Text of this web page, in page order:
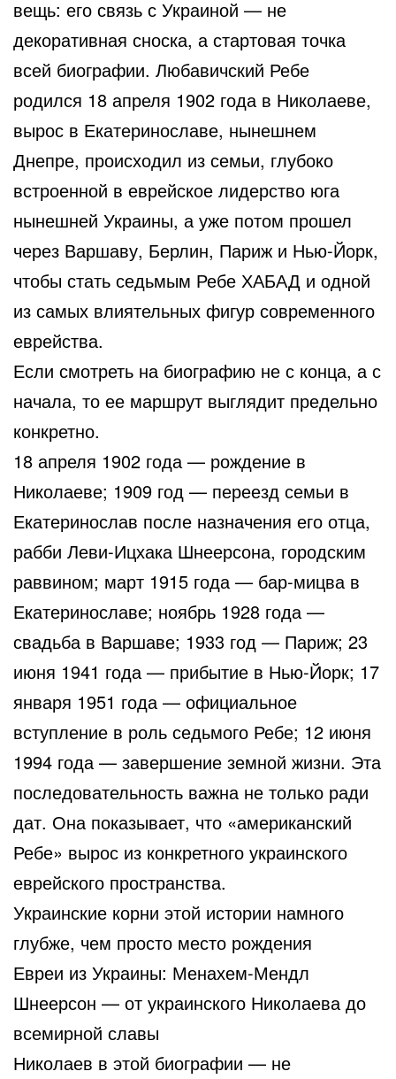
вещь: его связь с Украиной — не
декоративная сноска, а стартовая точка
всей биографии. Любавичский Ребе
родился 18 апреля 1902 года в Николаеве,
вырос в Екатеринославе, нынешнем
Днепре, происходил из семьи, глубоко
встроенной в еврейское лидерство юга
нынешней Украины, а уже потом прошел
через Варшаву, Берлин, Париж и Нью-Йорк,
чтобы стать седьмым Ребе ХАБАД и одной
из самых влиятельных фигур современного
еврейства.
Если смотреть на биографию не с конца, а с
начала, то ее маршрут выглядит предельно
конкретно.
18 апреля 1902 года — рождение в
Николаеве; 1909 год — переезд семьи в
Екатеринослав после назначения его отца,
рабби Леви-Ицхака Шнеерсона, городским
раввином; март 1915 года — бар-мицва в
Екатеринославе; ноябрь 1928 года —
свадьба в Варшаве; 1933 год — Париж; 23
июня 1941 года — прибытие в Нью-Йорк; 17
января 1951 года — официальное
вступление в роль седьмого Ребе; 12 июня
1994 года — завершение земной жизни. Эта
последовательность важна не только ради
дат. Она показывает, что «американский
Ребе» вырос из конкретного украинского
еврейского пространства.
Украинские корни этой истории намного
глубже, чем просто место рождения
Евреи из Украины: Менахем-Мендл
Шнеерсон — от украинского Николаева до
всемирной славы
Николаев в этой биографии — не